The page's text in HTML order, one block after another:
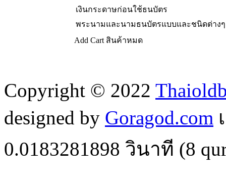
เงินกระดาษก่อนใช้ธนบัตร
พระนามและนามธนบัตรแบบและชนิดต่างๆ
Add Cart สินค้าหมด
Copyright © 2022
designed by Goragod.com
0.0183281898 วินาที (8